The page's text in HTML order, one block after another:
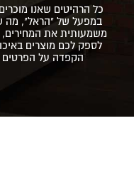
כל הרהיטים שאנו
במפעל של "הראל", מה
משמעותית את
לספק לכם מוצרים
הקפדה על הפרטים